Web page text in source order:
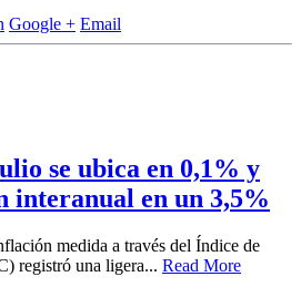
Google + Email
se ubica en 0,1% y
interanual en un 3,5%
medida a través del Índice de
registró una ligera... Read More